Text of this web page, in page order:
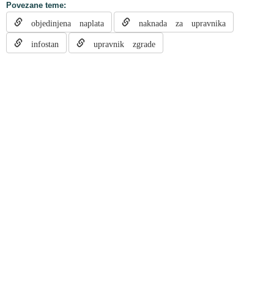
Povezane teme:
objedinjena naplata naknada za upravnika
infostan upravnik zgrade